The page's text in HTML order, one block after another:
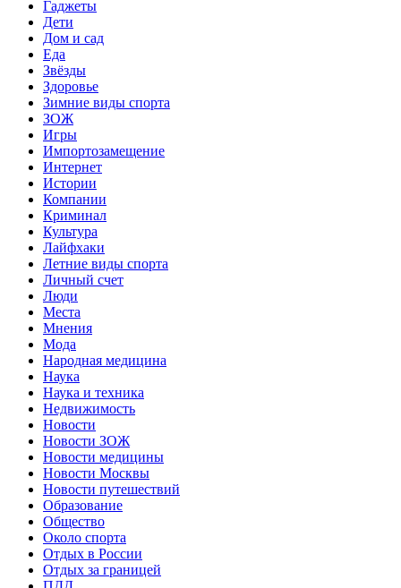
Гаджеты
Дети
Дом и сад
Еда
Звёзды
Здоровье
Зимние виды спорта
ЗОЖ
Игры
Импортозамещение
Интернет
Истории
Компании
Криминал
Культура
Лайфхаки
Летние виды спорта
Личный счет
Люди
Места
Мнения
Мода
Народная медицина
Наука
Наука и техника
Недвижимость
Новости
Новости ЗОЖ
Новости медицины
Новости Москвы
Новости путешествий
Образование
Общество
Около спорта
Отдых в России
Отдых за границей